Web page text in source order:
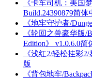
《卡车司机：美国
Build.24390879简体
《地牢守护者/
《轮回之兽豪华版/
Edition》 v1.0.6.0简
《浅红2/轻松挂彩
版
《背包地牢/